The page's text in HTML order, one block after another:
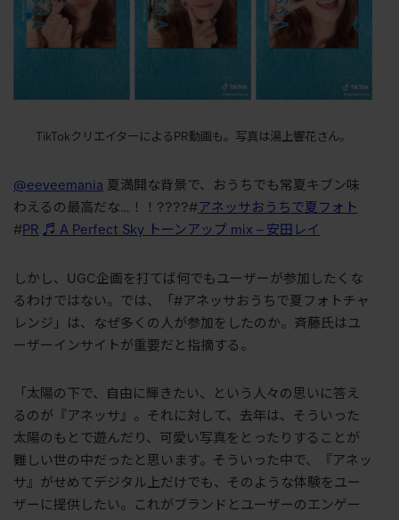
TikTokクリエイターによるPR動画も。写真は湯上響花さん。
@eeveemania 夏満開な背景で、おうちでも常夏キブン味
わえるの最高だな…！！????# アネッサおうちで夏フォト
#PR ♬ A Perfect Sky トーンアップ mix – 安田レイ
しかし、UGC企画を打てば何でもユーザーが参加したくな
るわけではない。では、「#アネッサおうちで夏フォトチャ
レンジ」は、なぜ多くの人が参加をしたのか。斉藤氏はユ
ーザーインサイトが重要だと指摘する。
「太陽の下で、自由に輝きたい、という人々の思いに答え
るのが『アネッサ』。それに対して、去年は、そういった
太陽のもとで遊んだり、可愛い写真をとったりすることが
難しい世の中だったと思います。そういった中で、『アネッ
サ』がせめてデジタル上だけでも、そのような体験をユー
ザーに提供したい。これがブランドとユーザーのエンゲー